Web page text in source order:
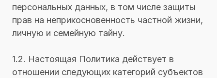
персональных данных, в том числе защиты
прав на неприкосновенность частной жизни,
личную и семейную тайну.
1.2. Настоящая Политика действует в
отношении следующих категорий субъектов